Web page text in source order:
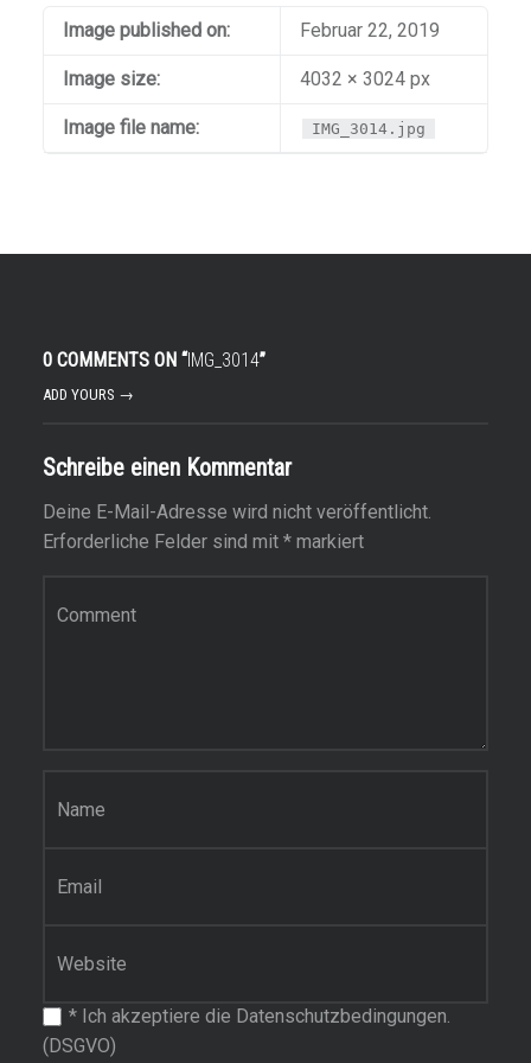
Image published on: Februar 22, 2019
Image size: 4032 × 3024 px
Image file name: IMG_3014.jpg
0 COMMENTS ON “IMG_3014”
ADD YOURS →
Schreibe einen Kommentar
Deine E-Mail-Adresse wird nicht veröffentlicht.
Erforderliche Felder sind mit *markiert
*Ich akzeptiere die Datenschutzbedingungen.
(DSGVO)